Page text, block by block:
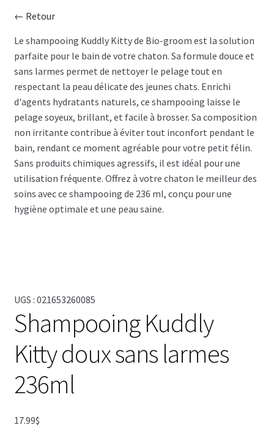
CLIPPER
SÉCHOIR
TABLE
SHAMPOING
← Retour
Le shampooing Kuddly Kitty de Bio-groom est la solution
parfaite pour le bain de votre chaton. Sa formule douce et
sans larmes permet de nettoyer le pelage tout en
respectant la peau délicate des jeunes chats. Enrichi
d'agents hydratants naturels, ce shampooing laisse le
pelage soyeux, brillant, et facile à brosser. Sa composition
non irritante contribue à éviter tout inconfort pendant le
bain, rendant ce moment agréable pour votre petit félin.
Sans produits chimiques agressifs, il est idéal pour une
utilisation fréquente. Offrez à votre chaton le meilleur des
soins avec ce shampooing de 236 ml, conçu pour une
hygiène optimale et une peau saine.
UGS : 021653260085
Shampooing Kuddly
Kitty doux sans larmes
236ml
17.99$